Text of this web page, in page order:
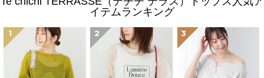
イテムランキング
1 2 3